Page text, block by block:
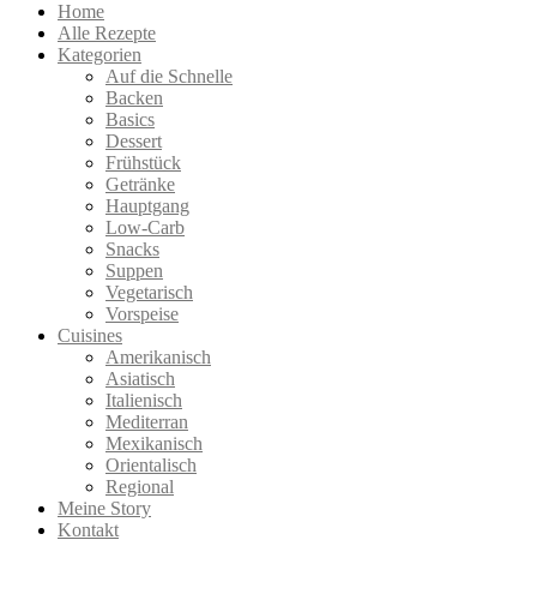
Home
Alle Rezepte
Kategorien
Auf die Schnelle
Backen
Basics
Dessert
Frühstück
Getränke
Hauptgang
Low-Carb
Snacks
Suppen
Vegetarisch
Vorspeise
Cuisines
Amerikanisch
Asiatisch
Italienisch
Mediterran
Mexikanisch
Orientalisch
Regional
Meine Story
Kontakt